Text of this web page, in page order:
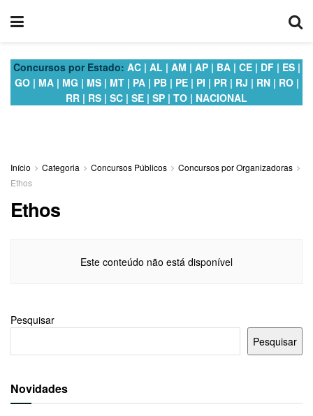
Concursos por Estado: AC| AL | AM | AP| BA| CE| DF| ES|
GO| MA| MG | MS| MT| PA| PB| PE| PI | PR| RJ | RN| RO|
RR | RS | SC | SE | SP | TO | NACIONAL
Início Categoria Concursos Públicos
Concursos por Organizadoras
Ethos
Ethos
Este conteúdo não está disponível
Pesquisar
Pesquisar
Novidades